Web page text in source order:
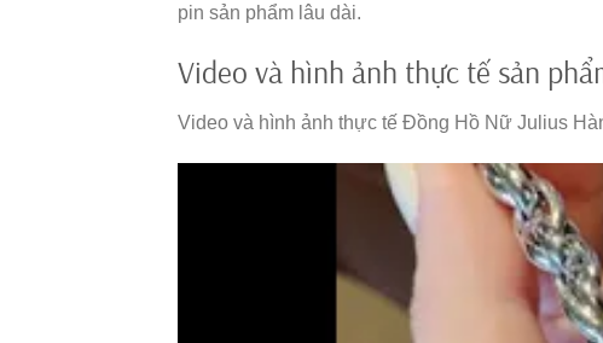
pin sản phẩm lâu dài.
Video và hình ảnh thực tế sản
Video và hình ảnh thực tế Đồng Hồ Nữ Julius